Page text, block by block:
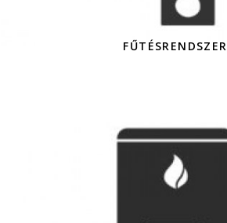
FŰTÉSRENDSZER